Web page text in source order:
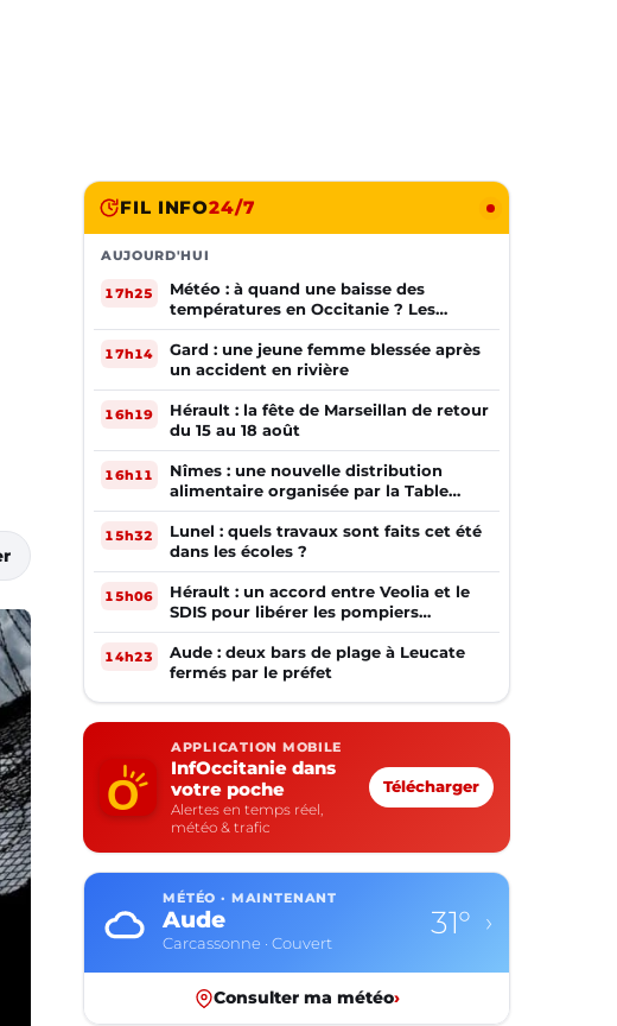
FIL INFO24/7
AUJOURD'HUI
17h25
Météo : à quand une baisse des
températures en Occitanie ? Les
prévisions
17h14
Gard : une jeune femme blessée après
un accident en rivière
16h19
Hérault : la fête de Marseillan de retour
du 15 au 18 août
16h11
Nîmes : une nouvelle distribution
alimentaire organisée par la Table
Ouverte
15h32
Lunel : quels travaux sont faits cet été
dans les écoles ?
15h06
Hérault : un accord entre Veolia et le
SDIS pour libérer les pompiers
volontaires
14h23
Aude : deux bars de plage à Leucate
fermés par le préfet
APPLICATION MOBILE
InfOccitanie dans
votre poche
Alertes en temps réel,
météo & trafic
Télécharger
MÉTÉO · MAINTENANT
Aude
Carcassonne · Couvert
31° ›
Consulter ma météo›